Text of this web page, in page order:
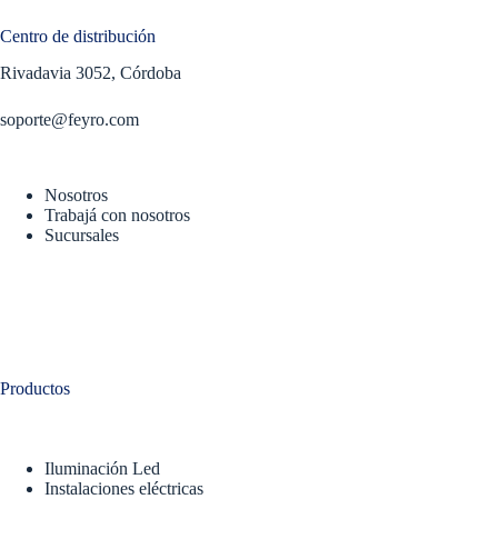
Centro de distribución
Rivadavia 3052, Córdoba
soporte@feyro.com
Nosotros
Trabajá con nosotros
Sucursales
Productos
Iluminación Led
Instalaciones eléctricas